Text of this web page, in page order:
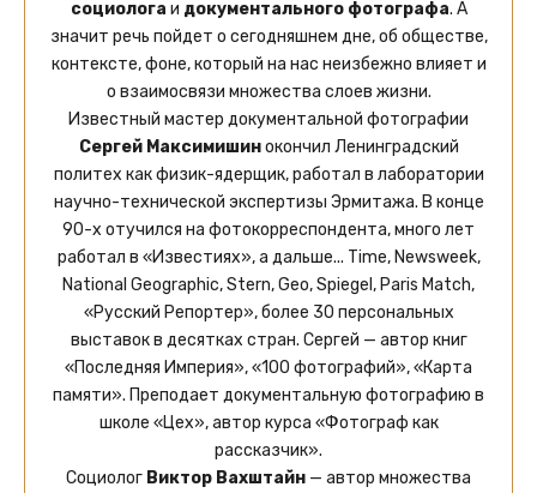
социолога и документального фотографа. А
значит речь пойдет о сегодняшнем дне, об обществе,
контексте, фоне, который на нас неизбежно влияет и
о взаимосвязи множества слоев жизни.
Известный мастер документальной фотографии
Сергей Максимишинокончил Ленинградский
политех как физик-ядерщик, работал в лаборатории
научно-технической экспертизы Эрмитажа. В конце
90-х отучился на фотокорреспондента, много лет
работал в «Известиях», а дальше... Time, Newsweek,
National Geographic, Stern, Geo, Spiegel, Paris Match,
«Русский Репортер», более 30 персональных
выставок в десятках стран. Сергей — автор книг
«Последняя Империя», «100 фотографий», «Карта
памяти». Преподает документальную фотографию в
школе «Цех», автор курса «Фотограф как
рассказчик».
Социолог Виктор Вахштайн — автор множества